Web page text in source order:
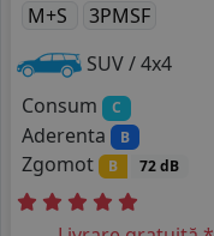
M+S
3PMSF
SUV / 4x4
Consum
C
Aderenta B
Zgomot B 72 dB